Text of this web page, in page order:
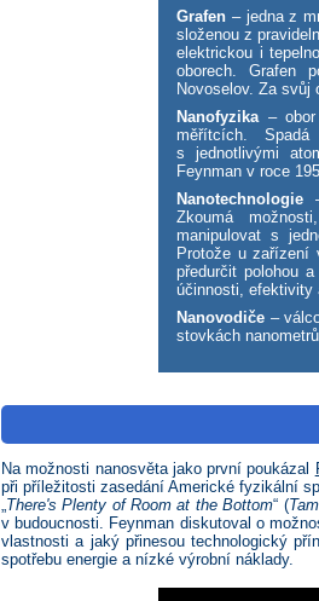
Grafen – jedna z
složenou z
elektrickou i
oborech. Grafen
Novoselov. Za svůj
Nanofyzika– obor
měřítcích.
s jednotlivými
Feynman v roce
Nanotechnologie
Zkoumá
manipulovat s
Protože u zařízení
předurčit polohou
účinnosti, efektivity
Nanovodiče –
stovkách
Na možnosti nanosvěta jako první poukázal
při příležitosti zasedání Americké fyzikální
„There's Plenty of Room at the Bottom“ (
v budoucnosti. Feynman diskutoval o
vlastnosti a jaký přinesou technologický
spotřebu energie a nízké výrobní náklady.